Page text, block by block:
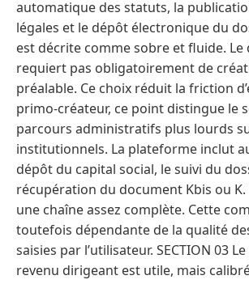
automatique des statuts, la
légales et le dépôt électronique du
est décrite comme sobre et fluide.
requiert pas obligatoirement de
préalable. Ce choix réduit la friction
primo-créateur, ce point distingue le
parcours administratifs plus lourds
institutionnels. La plateforme inclut
dépôt du capital social, le suivi du
récupération du document Kbis ou
une chaîne assez complète. Cette
toutefois dépendante de la qualité
saisies par l’utilisateur. SECTION 03
revenu dirigeant est utile, mais